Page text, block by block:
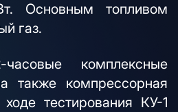
Основным топливом
газ.
комплексные
также компрессорная
тестирования КУ-1